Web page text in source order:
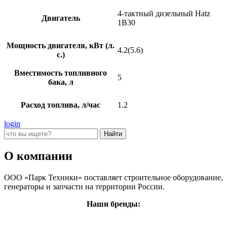
Двигатель
4-тактный дизельный Hatz
1B30
Мощность двигателя, кВт (л.
с.)
4.2(5.6)
Вместимость топливного
бака, л
5
Расход топлива, л/час 1.2
login
О компании
ООО «Парк Техники» поставляет строительное оборудование,
генераторы и запчасти на территории России.
Наши бренды: